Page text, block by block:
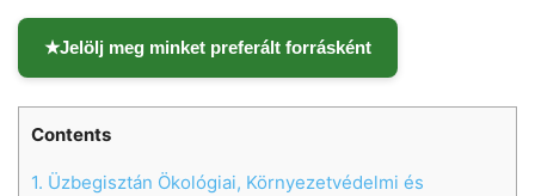
★Jelölj meg minket preferált forrásként
Contents
1. Üzbegisztán Ökológiai, Környezetvédelmi és